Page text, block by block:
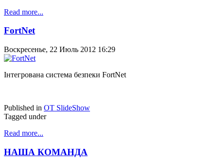
Read more...
FortNet
Воскресенье, 22 Июль 2012 16:29
Інтегрована система безпеки FortNet
Published in OT SlideShow
Tagged under
Read more...
НАША КОМАНДА